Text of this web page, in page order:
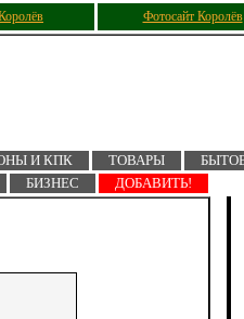
Фотосайт Королёв
И КПК ТОВАРЫ
БИЗНЕС ДОБАВИТЬ!